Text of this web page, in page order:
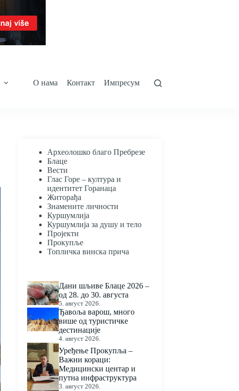
О нама Контакт Импресум
Археолошко благо Пребрезе
Блаце
Вести
Глас Горе – култура и
идентитет Горанаца
Житорађа
Знамените личности
Куршумлија
Куршумлија за душу и тело
Пројекти
Прокупље
Топличка винска прича
Дани шљиве Блаце 2026 –
од 28. до 30. августа
5. август 2026.
Ђавоља варош, много
више од туристичке
дестинације
4. август 2026.
Уређење Прокупља –
Важни кораци:
Медицински центар и
путна инфраструктура
3. август 2026.